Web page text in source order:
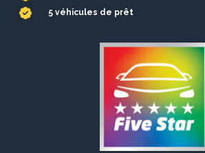
5 véhicules de prêt